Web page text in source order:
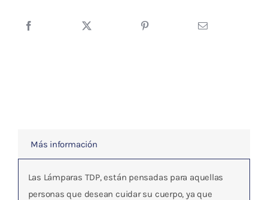
térmica
Más información
Las Lámparas TDP, están pensadas para aquellas
personas que desean cuidar su cuerpo, ya que